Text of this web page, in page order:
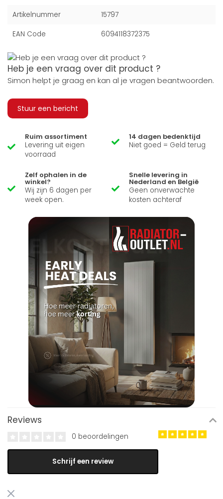
Artikelnummer 15797
EAN Code 6094118372375
Heb je een vraag over dit product ?
Simon helpt je graag en kan al je vragen beantwoorden.
Stuur een bericht
Ruim assortiment
Levering uit eigen
voorraad
14 dagen bedenktijd
Niet goed = Geld terug
Zelf ophalen in de
winkel?
Wij zijn 6 dagen per
week open.
Snelle levering in
Nederland en België
Geen onverwachte
kosten achteraf
Reviews
0 beoordelingen
Schrijf een review